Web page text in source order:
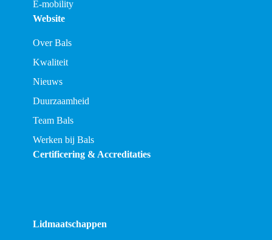
E-mobility
Website
Over Bals
Kwaliteit
Nieuws
Duurzaamheid
Team Bals
Werken bij Bals
Certificering & Accreditaties
Lidmaatschappen